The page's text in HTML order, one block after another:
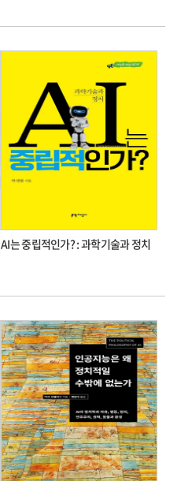
AI는 중립적인가? : 과학기술과 정치